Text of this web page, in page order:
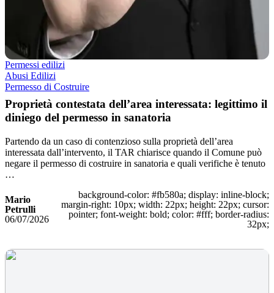
Permessi edilizi
Abusi Edilizi
Permesso di Costruire
Proprietà contestata dell’area interessata: legittimo il
diniego del permesso in sanatoria
Partendo da un caso di contenzioso sulla proprietà dell’area
interessata dall’intervento, il TAR chiarisce quando il Comune può
negare il permesso di costruire in sanatoria e quali verifiche è tenuto
…
Mario
Petrulli
06/07/2026
background-color: #fb580a; display: inline-block;
margin-right: 10px; width: 22px; height: 22px; cursor:
pointer; font-weight: bold; color: #fff; border-radius:
32px;